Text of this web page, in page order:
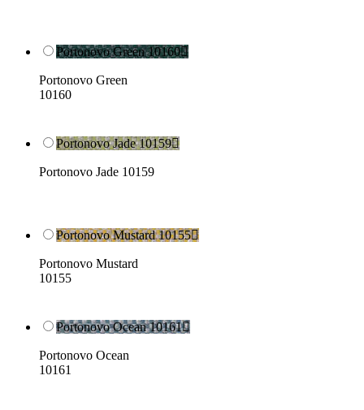
Portonovo Green 10160
Portonovo Green
10160
Portonovo Jade 10159
Portonovo Jade 10159
Portonovo Mustard 10155
Portonovo Mustard
10155
Portonovo Ocean 10161
Portonovo Ocean
10161